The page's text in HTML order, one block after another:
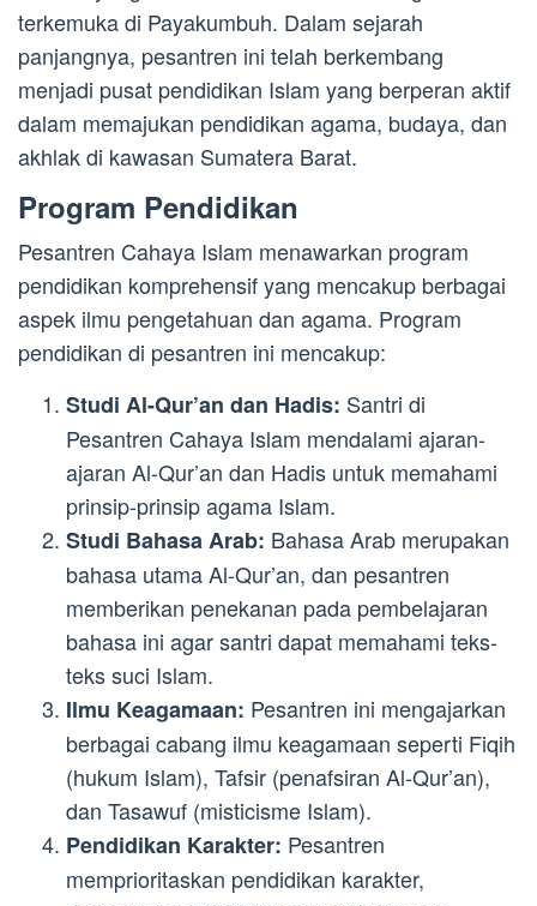
terkemuka di Payakumbuh. Dalam sejarah
panjangnya, pesantren ini telah berkembang
menjadi pusat pendidikan Islam yang berperan aktif
dalam memajukan pendidikan agama, budaya, dan
akhlak di kawasan Sumatera Barat.
Program Pendidikan
Pesantren Cahaya Islam menawarkan program
pendidikan komprehensif yang mencakup berbagai
aspek ilmu pengetahuan dan agama. Program
pendidikan di pesantren ini mencakup:
Studi Al-Qur’an dan Hadis: Santri di
Pesantren Cahaya Islam mendalami ajaran-
ajaran Al-Qur’an dan Hadis untuk memahami
prinsip-prinsip agama Islam.
Studi Bahasa Arab: Bahasa Arab merupakan
bahasa utama Al-Qur’an, dan pesantren
memberikan penekanan pada pembelajaran
bahasa ini agar santri dapat memahami teks-
teks suci Islam.
Ilmu Keagamaan: Pesantren ini mengajarkan
berbagai cabang ilmu keagamaan seperti Fiqih
(hukum Islam), Tafsir (penafsiran Al-Qur’an),
dan Tasawuf (misticisme Islam).
Pendidikan Karakter: Pesantren
memprioritaskan pendidikan karakter,